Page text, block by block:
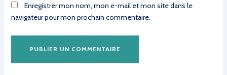
Enregistrer mon nom, mon e-mail et mon site dans le
navigateur pour mon prochain commentaire.